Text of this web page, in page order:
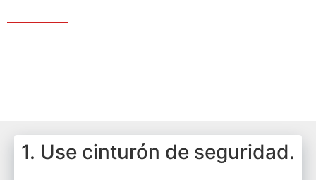
1. Use cinturón de seguridad.